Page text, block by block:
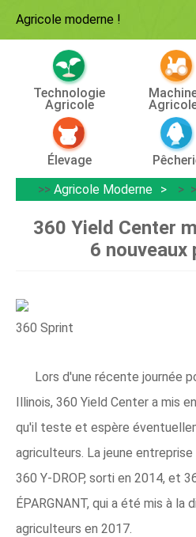
Agricole moderne !
Technologie
Agricole
Élevage
>> Agricole Moderne >
360 Yield Center
6 nouveaux
360 Sprint
Lors d'une récente journée
Illinois, 360 Yield Center a mis
qu'il teste et espère
agriculteurs. La jeune
360 Y-DROP, sorti en 2014, et
ÉPARGNANT, qui a été mis à la
agriculteurs en 2017.